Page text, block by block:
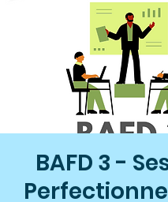
BAFD 3 -